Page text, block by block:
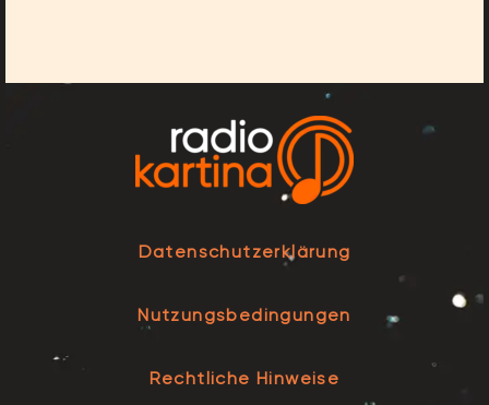
Datenschutzerklärung
Nutzungsbedingungen
Rechtliche Hinweise